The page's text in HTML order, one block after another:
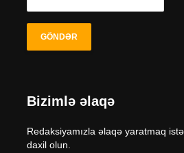
Bizimlə əlaqə
Redaksiyamızla əlaqə yaratmaq
daxil olun.